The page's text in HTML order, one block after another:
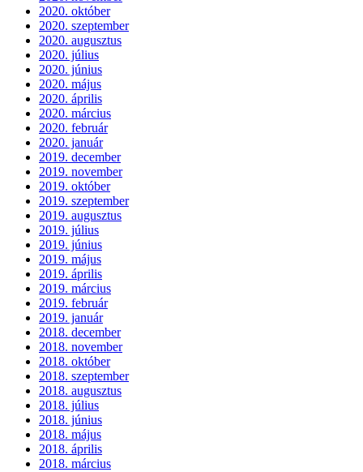
2020. október
2020. szeptember
2020. augusztus
2020. július
2020. június
2020. május
2020. április
2020. március
2020. február
2020. január
2019. december
2019. november
2019. október
2019. szeptember
2019. augusztus
2019. július
2019. június
2019. május
2019. április
2019. március
2019. február
2019. január
2018. december
2018. november
2018. október
2018. szeptember
2018. augusztus
2018. július
2018. június
2018. május
2018. április
2018. március